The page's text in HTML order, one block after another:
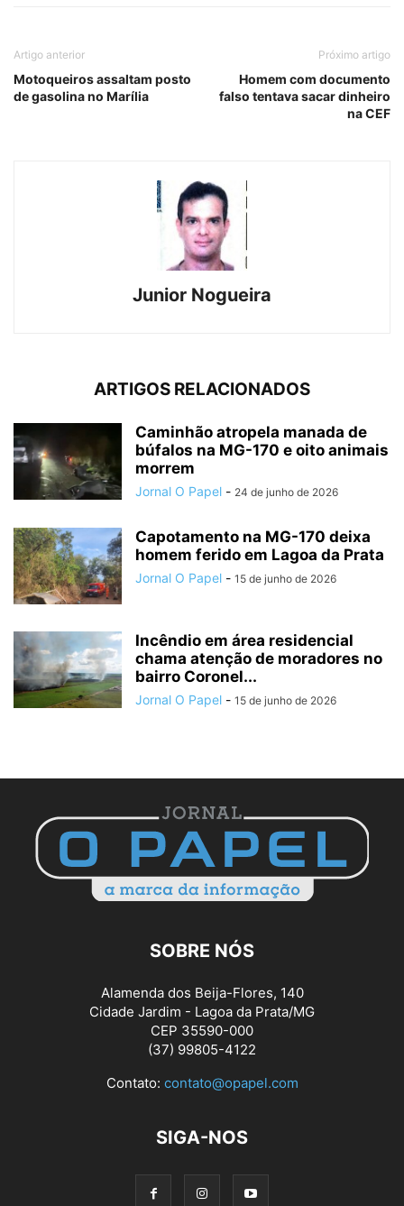
Artigo anterior
Motoqueiros assaltam posto
de gasolina no Marília
Próximo artigo
Homem com documento
falso tentava sacar dinheiro
na CEF
Junior Nogueira
ARTIGOS RELACIONADOS
Caminhão atropela manada de
búfalos na MG-170 e oito animais
morrem
Jornal O Papel - 24 de junho de 2026
Capotamento na MG-170 deixa
homem ferido em Lagoa da Prata
Jornal O Papel - 15 de junho de 2026
Incêndio em área residencial
chama atenção de moradores no
bairro Coronel...
Jornal O Papel - 15 de junho de 2026
SOBRE NÓS
Alamenda dos Beija-Flores, 140
Cidade Jardim - Lagoa da Prata/MG
CEP 35590-000
(37) 99805-4122
Contato: contato@opapel.com
SIGA-NOS